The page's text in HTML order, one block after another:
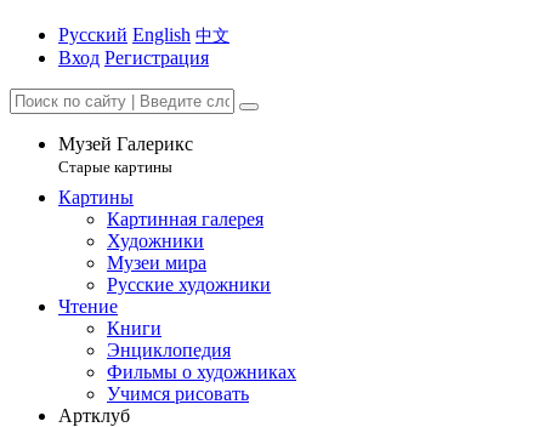
Русский English 中文
Вход Регистрация
Музей Галерикс
Старые картины
Картины
Картинная галерея
Художники
Музеи мира
Русские художники
Чтение
Книги
Энциклопедия
Фильмы о художниках
Учимся рисовать
Артклуб